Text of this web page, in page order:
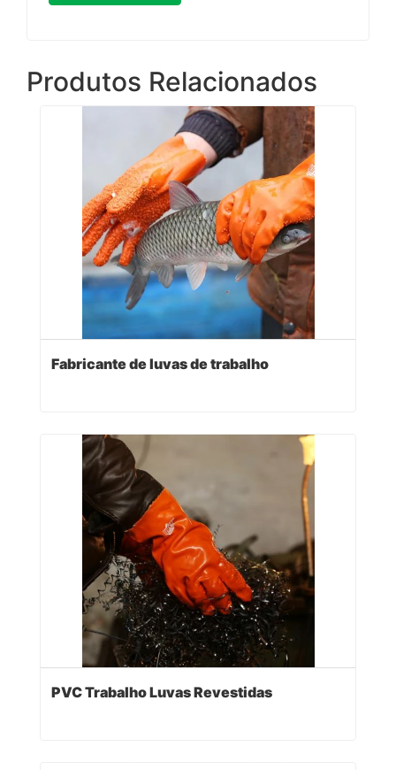
Produtos Relacionados
Fabricante de luvas de trabalho
PVC Trabalho Luvas Revestidas